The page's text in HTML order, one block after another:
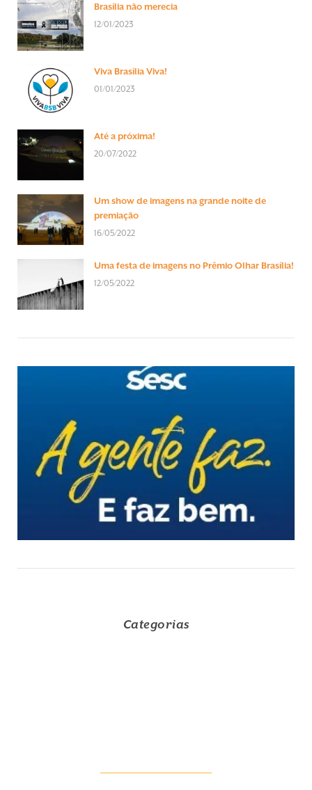
Brasília não merecia
12/01/2023
Viva Brasília Viva!
01/01/2023
Até a próxima!
20/07/2022
Um show de imagens na grande noite de
premiação
16/05/2022
Uma festa de imagens no Prêmio Olhar Brasília!
12/05/2022
Categorias